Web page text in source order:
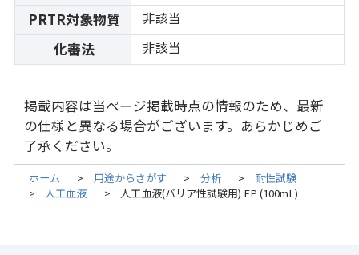
PRTR対象物質 非該当
化審法 非該当
掲載内容は当ページ掲載時点の情報のため、最新
の仕様と異なる場合がございます。あらかじめご
了承ください。
ホーム > 用途からさがす > 分析 > 耐性試験
> 人工血液 > 人工血液(バリア性試験用) EP (100mL)